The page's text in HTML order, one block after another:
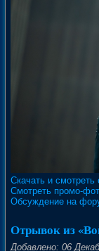
Скачать и
Смотреть промо-
Обсуждение на
Отрывок из
Добавлено: 06